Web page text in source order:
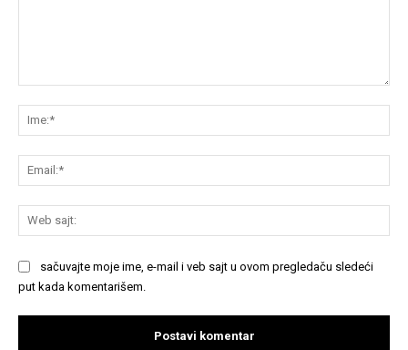
sačuvajte moje ime, e-mail i veb sajt u ovom pregledaču sledeći
put kada komentarišem.